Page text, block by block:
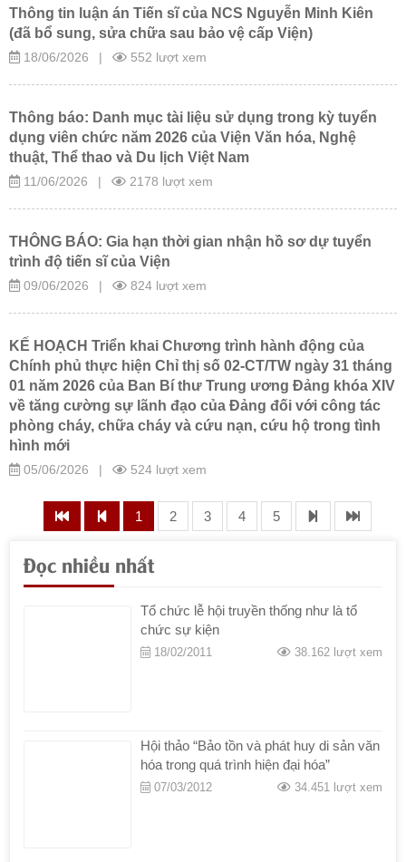
Thông tin luận án Tiến sĩ của NCS Nguyễn Minh Kiên
(đã bổ sung, sửa chữa sau bảo vệ cấp Viện)
18/06/2026 | 552 lượt xem
Thông báo: Danh mục tài liệu sử dụng trong kỳ tuyển
dụng viên chức năm 2026 của Viện Văn hóa, Nghệ
thuật, Thể thao và Du lịch Việt Nam
11/06/2026 | 2178 lượt xem
THÔNG BÁO: Gia hạn thời gian nhận hồ sơ dự tuyển
trình độ tiến sĩ của Viện
09/06/2026 | 824 lượt xem
KẾ HOẠCH Triển khai Chương trình hành động của
Chính phủ thực hiện Chỉ thị số 02-CT/TW ngày 31 tháng
01 năm 2026 của Ban Bí thư Trung ương Đảng khóa XIV
về tăng cường sự lãnh đạo của Đảng đối với công tác
phòng cháy, chữa cháy và cứu nạn, cứu hộ trong tình
hình mới
05/06/2026 | 524 lượt xem
1 2 3 4 5
Đọc nhiều nhất
Tổ chức lễ hội truyền thống như là tổ
chức sự kiện
18/02/2011 38.162 lượt xem
Hội thảo “Bảo tồn và phát huy di sản văn
hóa trong quá trình hiện đại hóa”
07/03/2012 34.451 lượt xem